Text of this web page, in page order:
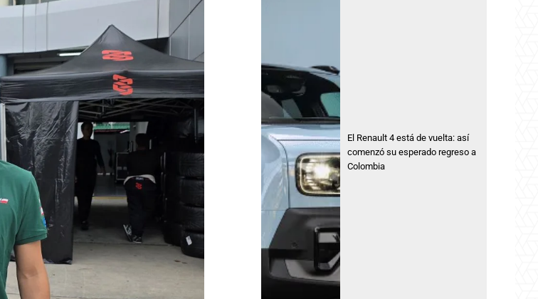
El Renault 4 está de vuelta: así
comenzó su esperado regreso a
Colombia